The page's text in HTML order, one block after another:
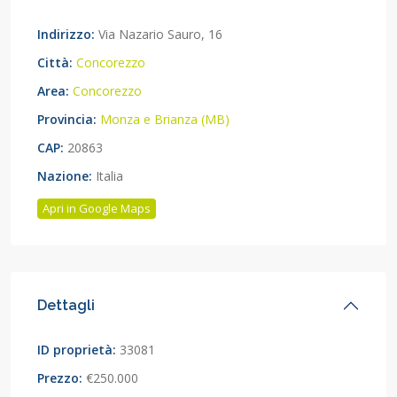
Indirizzo: Via Nazario Sauro, 16
Città: Concorezzo
Area: Concorezzo
Provincia: Monza e Brianza (MB)
CAP: 20863
Nazione: Italia
Apri in Google Maps
Dettagli
ID proprietà: 33081
Prezzo: €250.000